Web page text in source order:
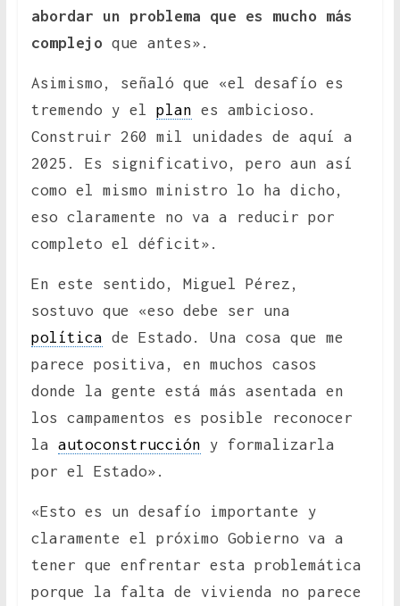
abordar un problema que es mucho más
complejo que antes».
Asimismo, señaló que «el desafío es
tremendo y el plan es ambicioso.
Construir 260 mil unidades de aquí a
2025. Es significativo, pero aun así
como el mismo ministro lo ha dicho,
eso claramente no va a reducir por
completo el déficit».
En este sentido, Miguel Pérez,
sostuvo que «eso debe ser una
política de Estado. Una cosa que me
parece positiva, en muchos casos
donde la gente está más asentada en
los campamentos es posible reconocer
la autoconstrucción y formalizarla
por el Estado».
«Esto es un desafío importante y
claramente el próximo Gobierno va a
tener que enfrentar esta problemática
porque la falta de vivienda no parece